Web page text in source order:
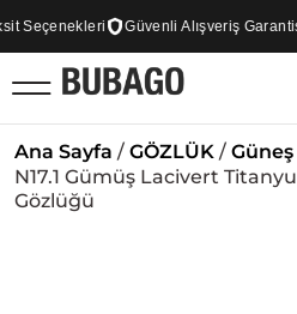
Seçenekleri Güvenli Alışveriş Garantisi
Ana Sayfa / GÖZLÜK /
N17.1 Gümüş Lacivert
Gözlüğü